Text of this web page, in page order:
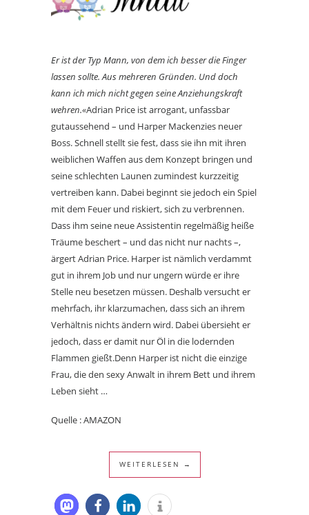
Er ist der Typ Mann, von dem ich besser die Finger
lassen sollte. Aus mehreren Gründen. Und doch
kann ich mich nicht gegen seine Anziehungskraft
wehren.«Adrian Price ist arrogant, unfassbar
gutaussehend – und Harper Mackenzies neuer
Boss. Schnell stellt sie fest, dass sie ihn mit ihren
weiblichen Waffen aus dem Konzept bringen und
seine schlechten Launen zumindest kurzzeitig
vertreiben kann. Dabei beginnt sie jedoch ein Spiel
mit dem Feuer und riskiert, sich zu verbrennen.
Dass ihm seine neue Assistentin regelmäßig heiße
Träume beschert – und das nicht nur nachts –,
ärgert Adrian Price. Harper ist nämlich verdammt
gut in ihrem Job und nur ungern würde er ihre
Stelle neu besetzen müssen. Deshalb versucht er
mehrfach, ihr klarzumachen, dass sich an ihrem
Verhältnis nichts ändern wird. Dabei übersieht er
jedoch, dass er damit nur Öl in die lodernden
Flammen gießt.Denn Harper ist nicht die einzige
Frau, die den sexy Anwalt in ihrem Bett und ihrem
Leben sieht …
Quelle : AMAZON
WEITERLESEN →